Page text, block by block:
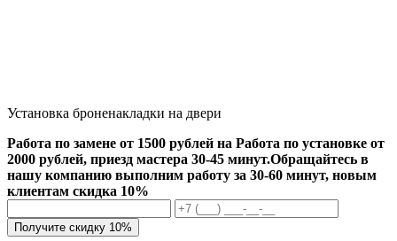
Установка броненакладки на двери
Работа по замене от 1500 рублей на Работа по установке от
2000 рублей, приезд мастера 30-45 минут.Обращайтесь в
нашу компанию выполним работу за 30-60 минут, новым
клиентам скидка 10%
Получите скидку 10%